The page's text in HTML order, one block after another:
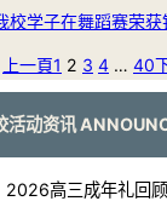
校学子在舞蹈赛荣获
上一頁1 2 3 4 … 40
活动资讯
2026高三成年礼回